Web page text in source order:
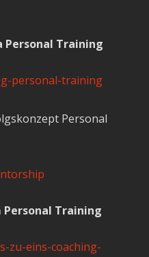
Personal Training
personal-training
Personal
Personal Training
zu-eins-coaching-